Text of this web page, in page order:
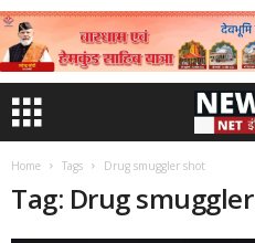
Home Tags Drug smuggler shot
Tag: Drug